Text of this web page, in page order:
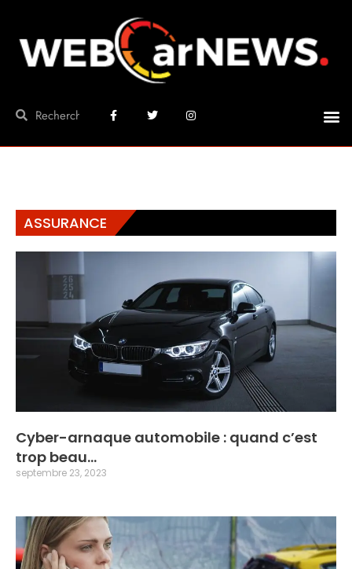
ASSURANCE
Cyber-arnaque automobile : quand c’est
trop beau…
septembre 23, 2023